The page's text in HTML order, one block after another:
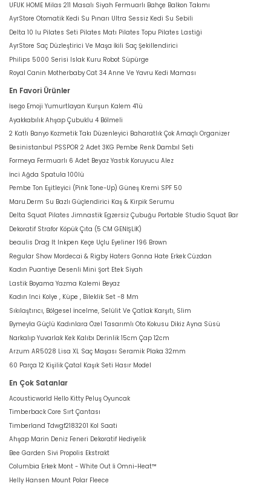
UFUK HOME Milas 211 Masalı Siyah Fermuarlı Bahçe Balkon Takımı
AyrStore Otomatik Kedi Su Pınarı Ultra Sessiz Kedi Su Sebili
Delta 10 lu Pilates Seti Pilates Matı Pilates Topu Pilates Lastiği
AyrStore Saç Düzleştirici Ve Maşa İkili Saç Şekillendirici
Philips 5000 Serisi Islak Kuru Robot Süpürge
Royal Canin Motherbaby Cat 34 Anne Ve Yavru Kedi Maması
En Favori Ürünler
İsego Emoji Yumurtlayan Kurşun Kalem 4'lü
Ayakkabılık Ahşap Çubuklu 4 Bölmeli
2 Katlı Banyo Kozmetik Takı Düzenleyici Baharatlık Çok Amaçlı Organizer
Besinistanbul PSSPOR 2 Adet 3KG Pembe Renk Dambıl Seti
Formeya Fermuarlı 6 Adet Beyaz Yastık Koruyucu Alez
İnci Ağda Spatula 100lü
Pembe Ton Eşitleyici (Pink Tone-Up) Güneş Kremi SPF 50
Maru.Derm Su Bazlı Güçlendirici Kaş & Kirpik Serumu
Delta Squat Pilates Jimnastik Egzersiz Çubuğu Portable Studio Squat Bar
Dekoratif Strafor Köpük Çıta (5 CM GENİŞLİK)
beaulis Drag It Inkpen Keçe Uçlu Eyeliner 196 Brown
Regular Show Mordecai & Rigby Haters Gonna Hate Erkek Cüzdan
Kadın Puantiye Desenli Mini Şort Etek Siyah
Lastik Boyama Yazma Kalemi Beyaz
Kadın Inci Kolye , Küpe , Bileklik Set -8 Mm
Sıkılaştırıcı, Bölgesel İncelme, Selülit Ve Çatlak Karşıtı, Slim
Bymeyla Güçlü Kadınlara Özel Tasarımlı Oto Kokusu Dikiz Ayna Süsü
Narkalıp Yuvarlak Kek Kalıbı Derinlik 15cm Çap 12cm
Arzum AR5028 Lisa XL Saç Maşası Seramik Plaka 32mm
60 Parça 12 Kişilik Çatal Kaşık Seti Hasır Model
En Çok Satanlar
Acousticworld Hello Kitty Peluş Oyuncak
Timberback Core Sırt Çantası
Timberland Tdwgf2183201 Kol Saati
Ahşap Marin Deniz Feneri Dekoratif Hediyelik
Bee Garden Sivi Propolis Ekstrakt
Columbia Erkek Mont - White Out İi Omni-Heat™
Helly Hansen Mount Polar Fleece